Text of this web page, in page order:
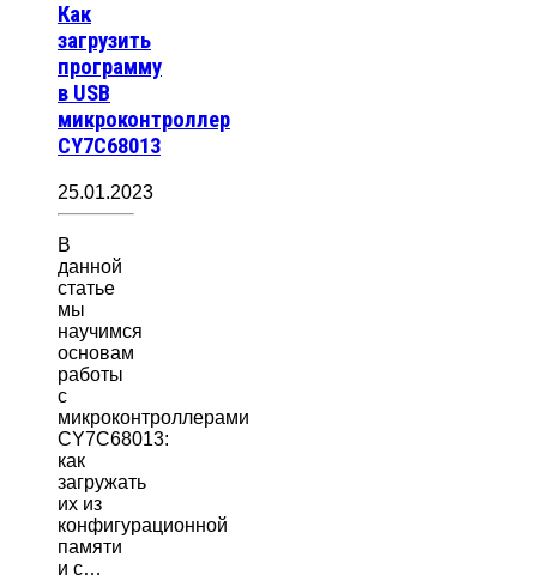
Как
загрузить
программу
в USB
микроконтроллер
CY7C68013
25.01.2023
В
данной
статье
мы
научимся
основам
работы
с
микроконтроллерами
CY7C68013:
как
загружать
их из
конфигурационной
памяти
и с…